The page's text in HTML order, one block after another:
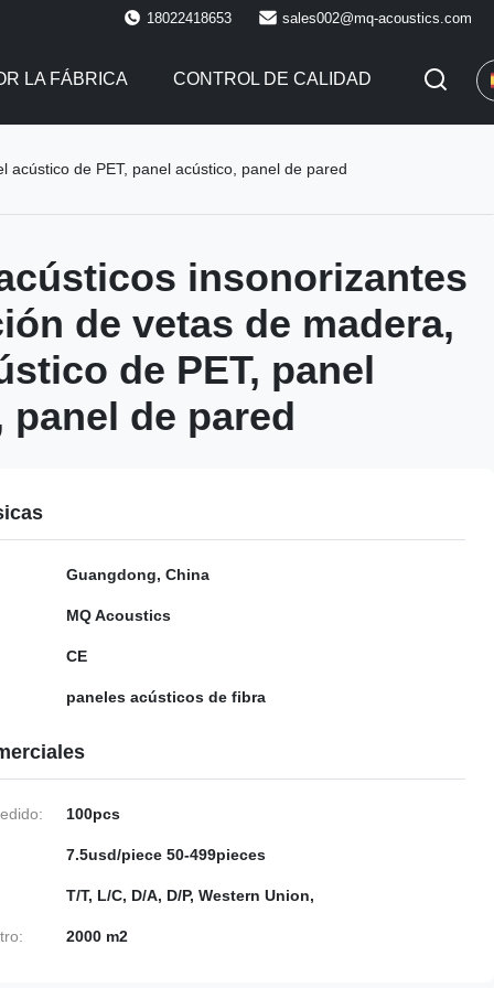
18022418653 sales002@mq-acoustics.com
LA FÁBRICA CONTROL DE CALIDAD
de PET, panel acústico, panel de pared
insonorizantes
de vetas de madera,
de PET, panel
de pared
Guangdong, China
MQ Acoustics
CE
paneles acústicos de fibra
100pcs
7.5usd/piece 50-499pieces
T/T, L/C, D/A, D/P, Western Union,
2000 m2